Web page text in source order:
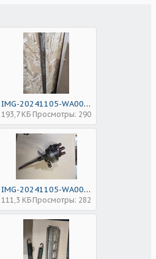
IMG-20241105-WA0011_1730840198693.jpg
193,7 КБ Просмотры: 290
IMG-20241105-WA0010_1730840198804.jpg
111,3 КБ Просмотры: 282